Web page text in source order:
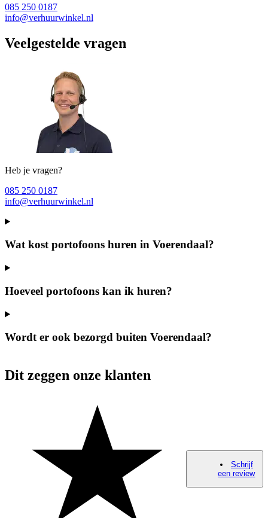
085 250 0187
info@verhuurwinkel.nl
Veelgestelde vragen
Heb je vragen?
085 250 0187
info@verhuurwinkel.nl
Wat kost portofoons huren in Voerendaal?
Hoeveel portofoons kan ik huren?
Wordt er ook bezorgd buiten Voerendaal?
Dit zeggen onze klanten
Schrijf
een review